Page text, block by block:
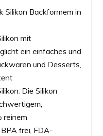
Silikon Backformem in
mit
ein einfaches und
und Desserts,
Die Silikon
reinem
frei, FDA-